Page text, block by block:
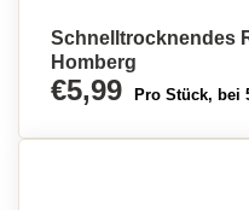
Schnelltrocknendes
Homberg
€5,99 Pro Stück, bei